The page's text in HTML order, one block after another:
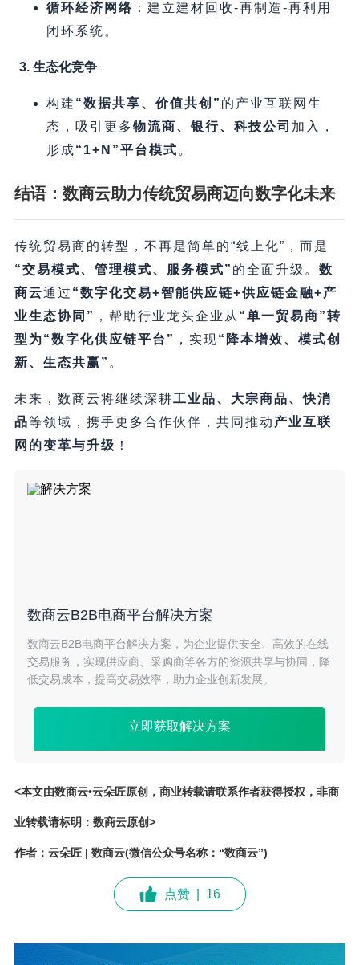
循环经济网络 ​：建立建材回收-再制造-再利用
闭环系统。
3. 生态化竞争
构建 ​“数据共享、价值共创”​ 的产业互联网生
态，吸引更多物流商、银行、科技公司 加入，
形成​“1+N”平台模式。
结语：数商云助力传统贸易商迈向数字化未来
传统贸易商的转型，不再是简单的“线上化”，而是
“交易模式、管理模式、服务模式”​ 的全面升级。​ 数
商云通过 ​“数字化交易+智能供应链+供应链金融+产
业生态协同”​ ，帮助行业龙头企业从 ​“单一贸易商”转
型为“数字化供应链平台”​ ，实现​“降本增效、模式创
新、生态共赢”​ 。
未来，数商云将继续深耕工业品、大宗商品、快消
品等领域，携手更多合作伙伴，共同推动 产业互联
网的变革与升级 ​！
数商云B2B电商平台解决方案
数商云B2B电商平台解决方案，为企业提供安全、高效的在线
交易服务，实现供应商、采购商等各方的资源共享与协同，降
低交易成本，提高交易效率，助力企业创新发展。
立即获取解决方案
<本文由数商云•云朵匠原创，商业转载请联系作者获得授权，非商
业转载请标明：数商云原创>
作者：云朵匠 | 数商云(微信公众号名称：“数商云”)
点赞 16